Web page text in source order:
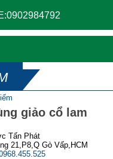
giảo cổ lam
Tấn Phát
21,P8,Q Gò Vấp,HCM